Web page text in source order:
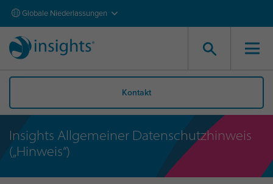
Globale Niederlassungen
Kontakt
Insights Allgemeiner Datenschutzhinweis
(„Hinweis“)